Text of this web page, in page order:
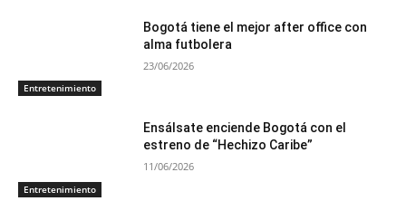
Entretenimiento
Bogotá tiene el mejor after office con
alma futbolera
23/06/2026
Entretenimiento
Ensálsate enciende Bogotá con el
estreno de “Hechizo Caribe”
11/06/2026